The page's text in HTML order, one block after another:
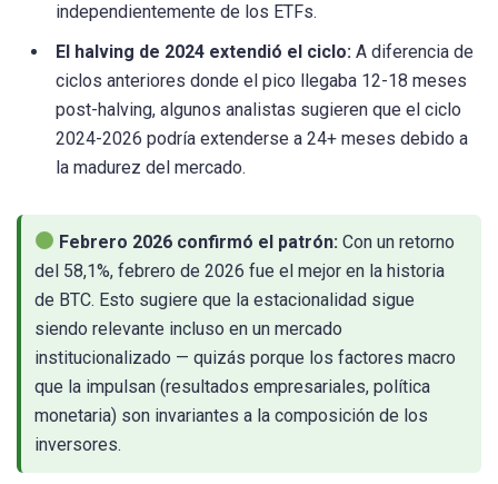
independientemente de los ETFs.
El halving de 2024 extendió el ciclo: A diferencia de
ciclos anteriores donde el pico llegaba 12-18 meses
post-halving, algunos analistas sugieren que el ciclo
2024-2026 podría extenderse a 24+ meses debido a
la madurez del mercado.
Febrero 2026 confirmó el patrón: Con un retorno
del 58,1%, febrero de 2026 fue el mejor en la historia
de BTC. Esto sugiere que la estacionalidad sigue
siendo relevante incluso en un mercado
institucionalizado — quizás porque los factores macro
que la impulsan (resultados empresariales, política
monetaria) son invariantes a la composición de los
inversores.